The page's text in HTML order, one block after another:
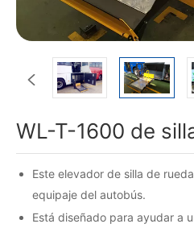

WL-T-1600 de
Este elevador de silla de
equipaje del autobús.
Está diseñado para ayudar a